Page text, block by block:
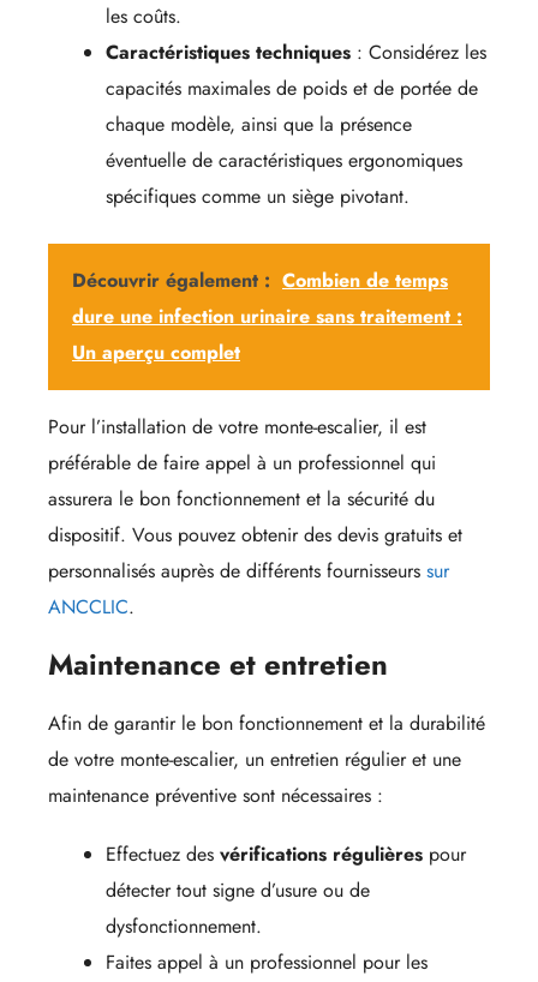
les coûts.
Caractéristiques techniques : Considérez les
capacités maximales de poids et de portée de
chaque modèle, ainsi que la présence
éventuelle de caractéristiques ergonomiques
spécifiques comme un siège pivotant.
Découvrir également : Combien de temps
dure une infection urinaire sans traitement :
Un aperçu complet
Pour l’installation de votre monte-escalier, il est
préférable de faire appel à un professionnel qui
assurera le bon fonctionnement et la sécurité du
dispositif. Vous pouvez obtenir des devis gratuits et
personnalisés auprès de différents fournisseurs sur
ANCCLIC.
Maintenance et entretien
Afin de garantir le bon fonctionnement et la durabilité
de votre monte-escalier, un entretien régulier et une
maintenance préventive sont nécessaires :
Effectuez des vérifications régulières pour
détecter tout signe d’usure ou de
dysfonctionnement.
Faites appel à un professionnel pour les